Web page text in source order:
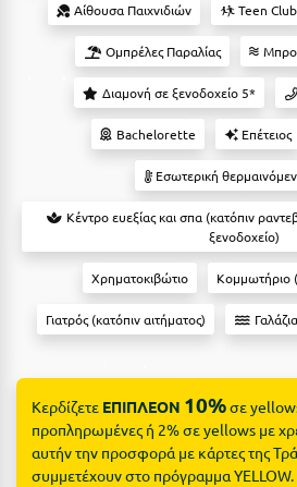
Δελφοί
Διακοπτό
Ελάτη Αρκαδίας
Ελληνικό Αρκαδίας
Ερμιόνη
Ευρυτανία
Ζ
Αίθουσα Παιχνιδιών Teen Club
Ομπρέλες Παραλίας
Διαμονή σε ξενοδοχείο 5*
Bachelorette Επέτειος
Εσωτερική
Κέντρο ευεξίας και σπα (κατόπιν
ξενοδοχείο)
Χρηματοκιβώτιο Κομμωτήριο
Γιατρός (κατόπιν αιτήματος)
Κερδίζετε ΕΠΙΠΛΕΟΝ 10%σε
προπληρωμένες ή 2% σε yellows με
αυτήν την προσφορά με κάρτες της
συμμετέχουν στο πρόγραμμα YELLOW.